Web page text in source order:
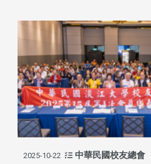
2025-10-22 中華民國校友總會